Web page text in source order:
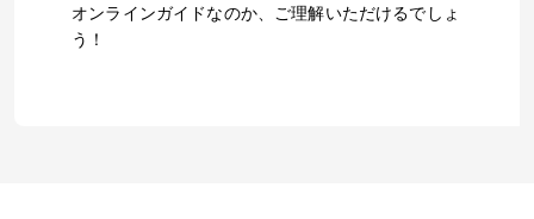
オンラインガイドなのか、ご理解いただけるでしょ
う！